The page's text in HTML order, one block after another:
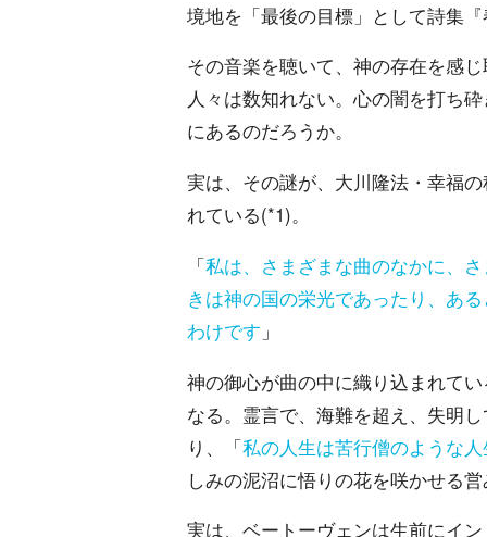
境地を「最後の目標」として詩集
その音楽を聴いて、神の存在を感
人々は数知れない。心の闇を打ち
にあるのだろうか。
実は、その謎が、大川隆法・幸福
れている(*1)。
「私は、さまざまな曲のなかに、
きは神の国の栄光であったり、あ
わけです 」
神の御心が曲の中に織り込まれて
なる。霊言で、海難を超え、失明
り、「私の人生は苦行僧のような
しみの泥沼に悟りの花を咲かせる
実は、ベートーヴェンは生前にイ